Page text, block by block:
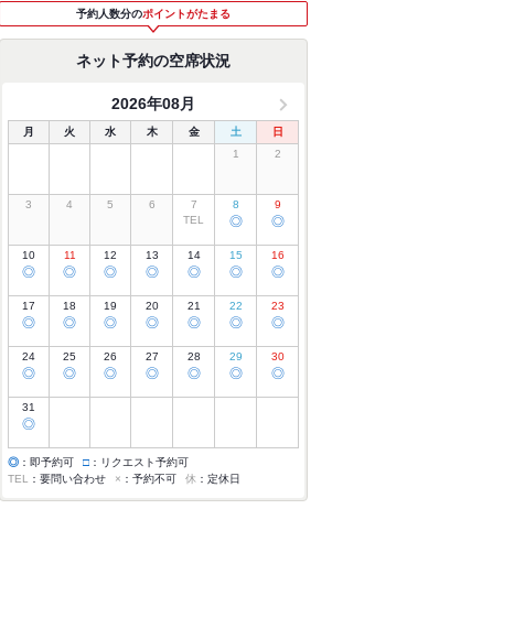
予約人数分のポイントがたまる
ネット予約の空席状況
2026年08月
月 火 水 木 金 土
日
1
2
3 4 5 6
7
TEL
8
◎
9
◎
10
◎
11
◎
12
◎
13
◎
14
◎
15
◎
16
◎
17
◎
18
◎
19
◎
20
◎
21
◎
22
◎
23
◎
24
◎
25
◎
26
◎
27
◎
28
◎
29
◎
30
◎
31
◎
◎ ：即予約可 □ ：リクエスト予約可
TEL
：要問い合わせ × ：予約不可 休 ：定休日